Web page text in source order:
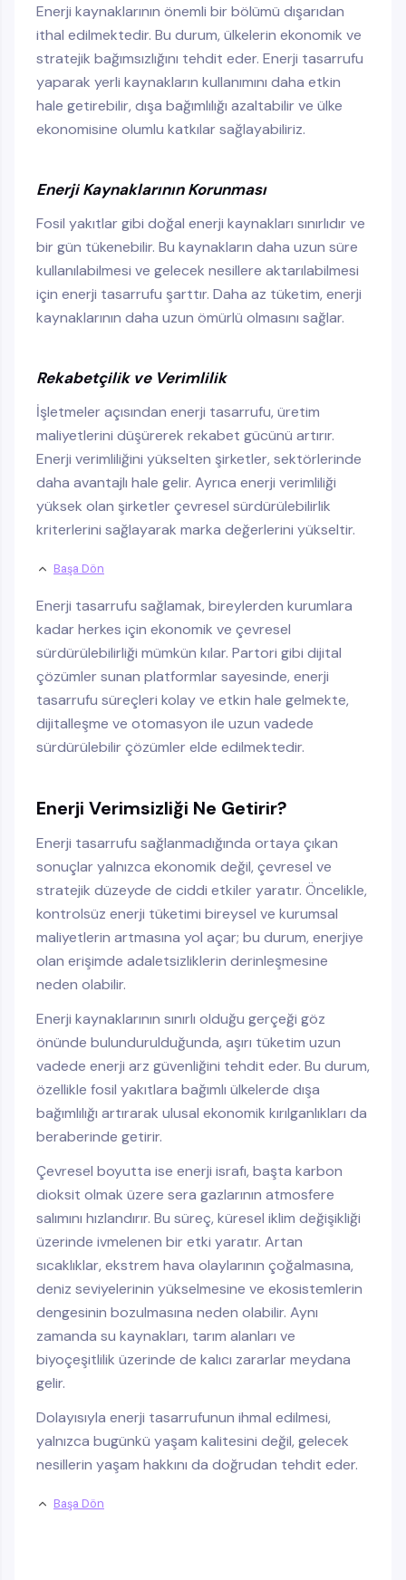
Enerji kaynaklarının önemli bir bölümü dışarıdan
ithal edilmektedir. Bu durum, ülkelerin ekonomik ve
stratejik bağımsızlığını tehdit eder. Enerji tasarrufu
yaparak yerli kaynakların kullanımını daha etkin
hale getirebilir, dışa bağımlılığı azaltabilir ve ülke
ekonomisine olumlu katkılar sağlayabiliriz.
Enerji Kaynaklarının Korunması
Fosil yakıtlar gibi doğal enerji kaynakları sınırlıdır ve
bir gün tükenebilir. Bu kaynakların daha uzun süre
kullanılabilmesi ve gelecek nesillere aktarılabilmesi
için enerji tasarrufu şarttır. Daha az tüketim, enerji
kaynaklarının daha uzun ömürlü olmasını sağlar.
Rekabetçilik ve Verimlilik
İşletmeler açısından enerji tasarrufu, üretim
maliyetlerini düşürerek rekabet gücünü artırır.
Enerji verimliliğini yükselten şirketler, sektörlerinde
daha avantajlı hale gelir. Ayrıca enerji verimliliği
yüksek olan şirketler çevresel sürdürülebilirlik
kriterlerini sağlayarak marka değerlerini yükseltir.
Başa Dön
Enerji tasarrufu sağlamak, bireylerden kurumlara
kadar herkes için ekonomik ve çevresel
sürdürülebilirliği mümkün kılar. Partori gibi dijital
çözümler sunan platformlar sayesinde, enerji
tasarrufu süreçleri kolay ve etkin hale gelmekte,
dijitalleşme ve otomasyon ile uzun vadede
sürdürülebilir çözümler elde edilmektedir.
Enerji Verimsizliği Ne Getirir?
Enerji tasarrufu sağlanmadığında ortaya çıkan
sonuçlar yalnızca ekonomik değil, çevresel ve
stratejik düzeyde de ciddi etkiler yaratır. Öncelikle,
kontrolsüz enerji tüketimi bireysel ve kurumsal
maliyetlerin artmasına yol açar; bu durum, enerjiye
olan erişimde adaletsizliklerin derinleşmesine
neden olabilir.
Enerji kaynaklarının sınırlı olduğu gerçeği göz
önünde bulundurulduğunda, aşırı tüketim uzun
vadede enerji arz güvenliğini tehdit eder. Bu durum,
özellikle fosil yakıtlara bağımlı ülkelerde dışa
bağımlılığı artırarak ulusal ekonomik kırılganlıkları da
beraberinde getirir.
Çevresel boyutta ise enerji israfı, başta karbon
dioksit olmak üzere sera gazlarının atmosfere
salımını hızlandırır. Bu süreç, küresel iklim değişikliği
üzerinde ivmelenen bir etki yaratır. Artan
sıcaklıklar, ekstrem hava olaylarının çoğalmasına,
deniz seviyelerinin yükselmesine ve ekosistemlerin
dengesinin bozulmasına neden olabilir. Aynı
zamanda su kaynakları, tarım alanları ve
biyoçeşitlilik üzerinde de kalıcı zararlar meydana
gelir.
Dolayısıyla enerji tasarrufunun ihmal edilmesi,
yalnızca bugünkü yaşam kalitesini değil, gelecek
nesillerin yaşam hakkını da doğrudan tehdit eder.
Başa Dön